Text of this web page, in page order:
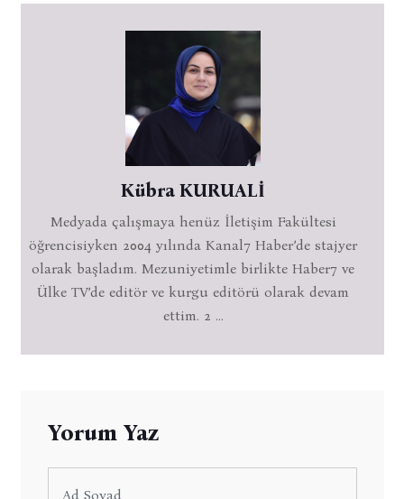
Kübra KURUALİ
Medyada çalışmaya henüz İletişim Fakültesi
öğrencisiyken 2004 yılında Kanal7 Haber’de stajyer
olarak başladım. Mezuniyetimle birlikte Haber7 ve
Ülke TV’de editör ve kurgu editörü olarak devam
ettim. 2 ...
Yorum Yaz